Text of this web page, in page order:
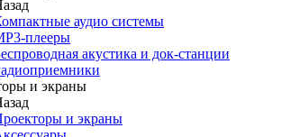
аудио системы
плееры
акустика и док-станции
и экраны
и экраны